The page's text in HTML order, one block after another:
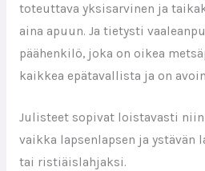
toteuttava yksisarvinen ja
aina apuun. Ja tietysti
päähenkilö, joka on oikea
kaikkea epätavallista ja on
Julisteet sopivat loistavasti
vaikka lapsenlapsen ja ystävän
tai ristiäislahjaksi.